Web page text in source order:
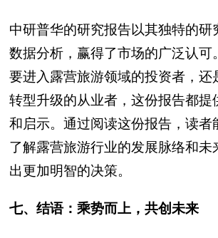
中研普华的研究报告以其独特的研
数据分析，赢得了市场的广泛认可
要进入露营旅游领域的投资者，还
转型升级的从业者，这份报告都提
和启示。通过阅读这份报告，读者
了解露营旅游行业的发展脉络和未
出更加明智的决策。
七、结语：乘势而上，共创未来